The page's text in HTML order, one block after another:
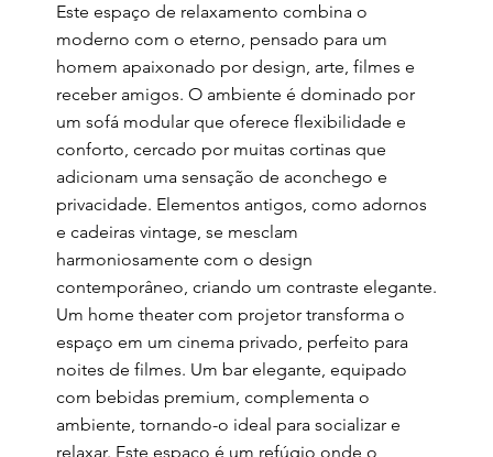
Este espaço de relaxamento combina o
moderno com o eterno, pensado para um
homem apaixonado por design, arte, filmes e
receber amigos. O ambiente é dominado por
um sofá modular que oferece flexibilidade e
conforto, cercado por muitas cortinas que
adicionam uma sensação de aconchego e
privacidade. Elementos antigos, como adornos
e cadeiras vintage, se mesclam
harmoniosamente com o design
contemporâneo, criando um contraste elegante.
Um home theater com projetor transforma o
espaço em um cinema privado, perfeito para
noites de filmes. Um bar elegante, equipado
com bebidas premium, complementa o
ambiente, tornando-o ideal para socializar e
relaxar. Este espaço é um refúgio onde o